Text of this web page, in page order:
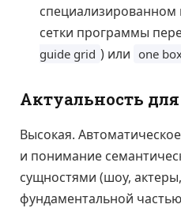
специализированном
сетки программы
guide grid ) или one
Актуальность для
Высокая.
и понимание
сущностями (шоу,
фундаментальной